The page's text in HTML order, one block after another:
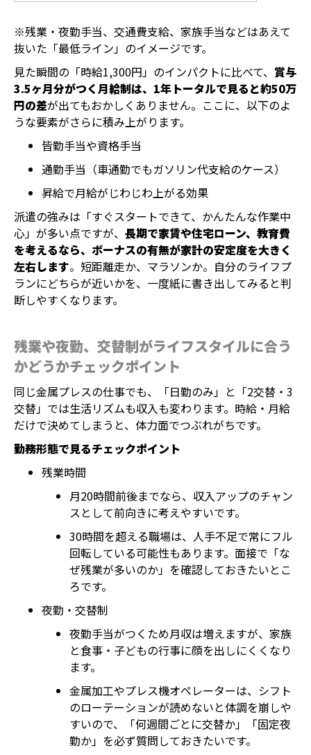
※残業・夜勤手当、交通費支給、家族手当などはあえて
抜いた「最低ライン」のイメージです。
見た瞬間の「時給1,300円」のインパクトに比べて、 賞与
3.5ヶ月分がつく月給制は、1年トータルで見ると約50万
円の差が出てもおかしくありません。ここに、以下のよ
うな要素がさらに積み上がります。
皆勤手当や資格手当
通勤手当（車通勤でもガソリン代支給のケース）
昇給で月給がじわじわ上がる効果
派遣の強みは「すぐスタートできて、かんたんな作業中
心」が多い点ですが、 長期で家賃や住宅ローン、教育費
を考えるなら、ボーナスの有無が家計の安定度を大きく
左右します。短距離走か、マラソンか。自分のライフプ
ランにどちらが近いかを、一度紙に書き出してみると判
断しやすくなります。
残業や夜勤、交替制がライフスタイルに合う
かどうかチェックポイント
同じ金属プレスの仕事でも、「日勤のみ」と「2交替・3
交替」では生活リズムも収入も変わります。時給・月給
だけで決めてしまうと、体力面でつぶれがちです。
勤務形態で見るチェックポイント
残業時間
月20時間前後までなら、収入アップのチャン
スとして前向きに考えやすいです。
30時間を超える職場は、人手不足で常にフル
回転している可能性もあります。面接で「な
ぜ残業が多いのか」を確認しておきたいとこ
ろです。
夜勤・交替制
夜勤手当がつくため月収は増えますが、家族
と食事・子どもの行事に顔を出しにくくなり
ます。
金属加工やプレス機オペレーターは、シフト
のローテーションが読めないと体調を崩しや
すいので、「何週間ごとに交替か」「固定夜
勤か」を必ず質問しておきたいです。